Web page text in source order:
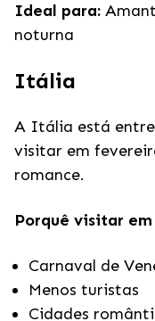
Ideal para:
noturna
Itália
A Itália está entre
visitar em
romance.
Porquê visitar
Carnaval de
Menos turistas
Cidades